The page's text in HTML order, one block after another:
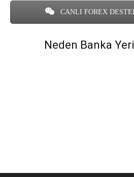
CANLI FOREX
Neden Banka